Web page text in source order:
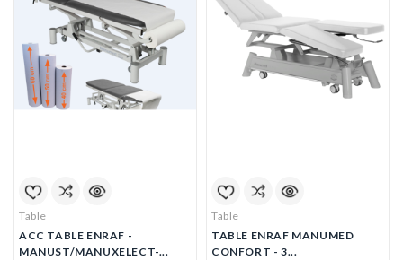
Table
ACC TABLE ENRAF -
MANUST/MANUXELECT-...
Table
TABLE ENRAF MANUMED
CONFORT - 3...